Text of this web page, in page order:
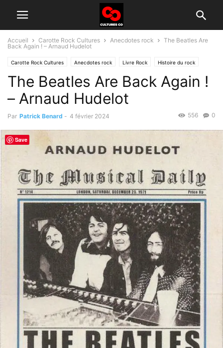
Accueil Carotte Rock Cultures Anecdotes rock
The Beatles Are
Back Again ! – Arnaud Hudelot
Carotte Rock Cultures Anecdotes rock Livre Rock Histoire du rock
Littérature Short Stories
The Beatles Are Back Again !
– Arnaud Hudelot
Par Patrick Benard - 4 février 2024 0
556
Save